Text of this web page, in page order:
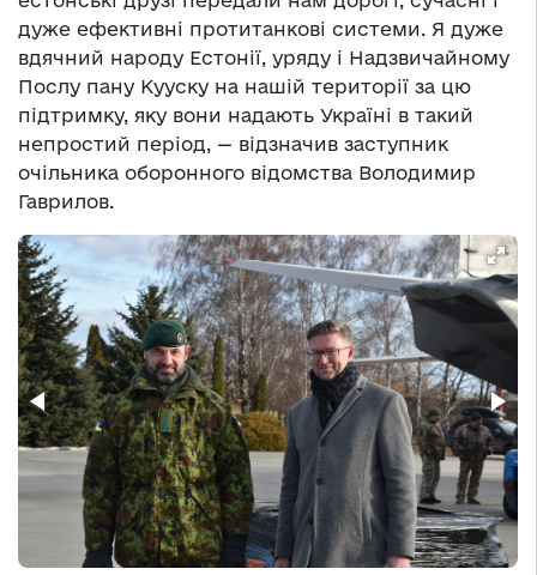
дуже ефективні протитанкові системи. Я дуже
вдячний народу Естонії, уряду і Надзвичайному
Послу пану Кууску на нашій території за цю
підтримку, яку вони надають Україні в такий
непростий період, — відзначив заступник
очільника оборонного відомства Володимир
Гаврилов.